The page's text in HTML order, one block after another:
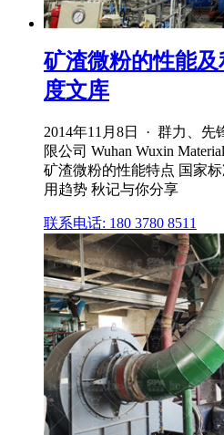
矿渣微粉的性能
度文库
2014年11月8日 · 群力、先
限公司 Wuhan Wuxin
矿渣微粉的性能特点 国家
用趋势 秋记与你分享
联系电话: 180 3780 8511